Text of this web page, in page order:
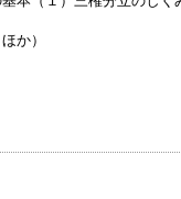
か）